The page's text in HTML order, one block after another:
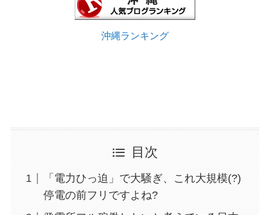
沖縄ランキング
目次
「電力ひっ迫」で大騒ぎ、これ大規模(?)
停電の前フリですよね?